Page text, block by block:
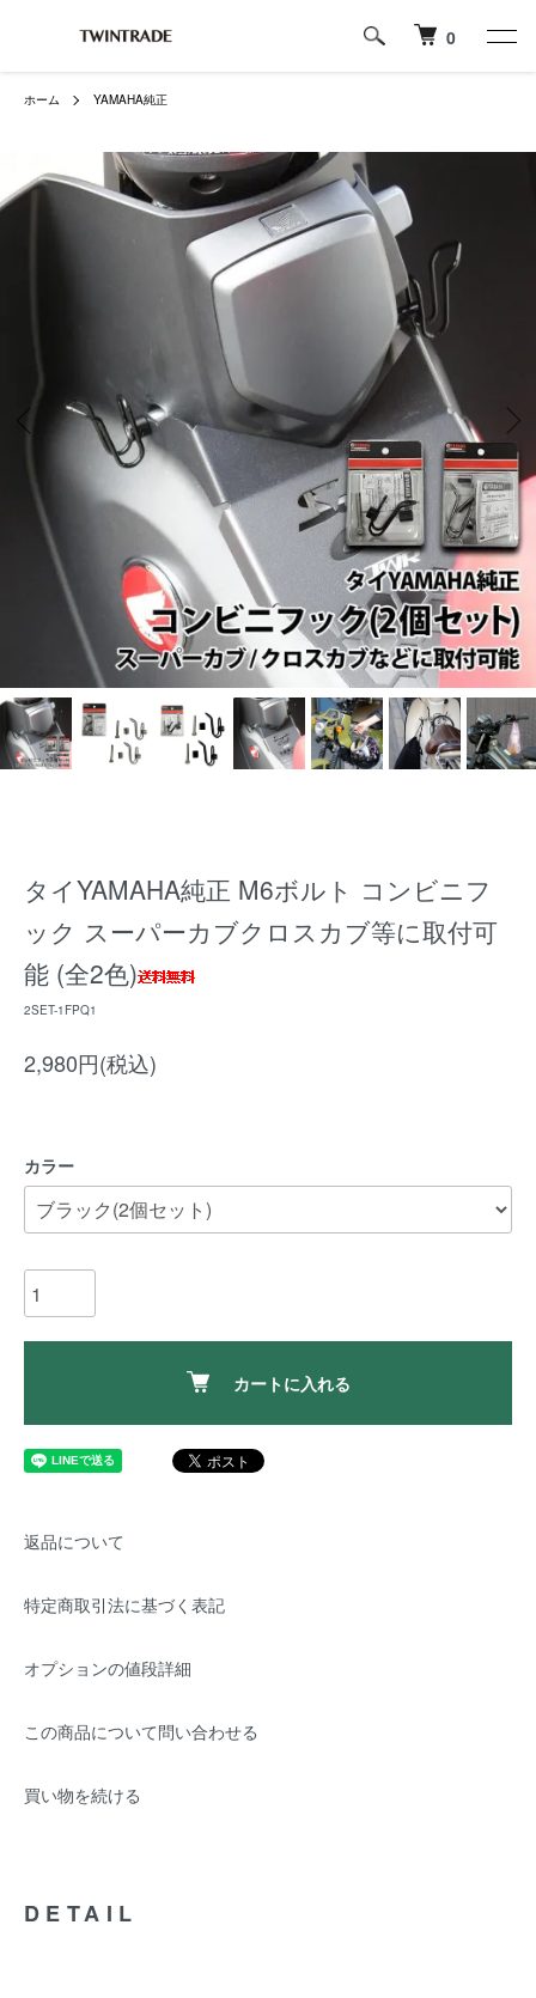
0
ホーム YAMAHA純正
タイYAMAHA純正 M6ボルト コンビニフ
ック スーパーカブクロスカブ等に取付可
能 (全2色)
2SET-1FPQ1
2,980円(税込)
カラー
カートに入れる
返品について
特定商取引法に基づく表記
オプションの値段詳細
この商品について問い合わせる
買い物を続ける
DETAIL